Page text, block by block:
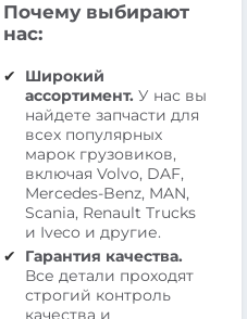
Почему выбирают
нас:
Широкий
ассортимент. У нас вы
найдете запчасти для
всех популярных
марок грузовиков,
включая Volvo, DAF,
Mercedes-Benz, MAN,
Scania, Renault Trucks
и Iveco и другие.
Гарантия качества.
Все детали проходят
строгий контроль
качества и